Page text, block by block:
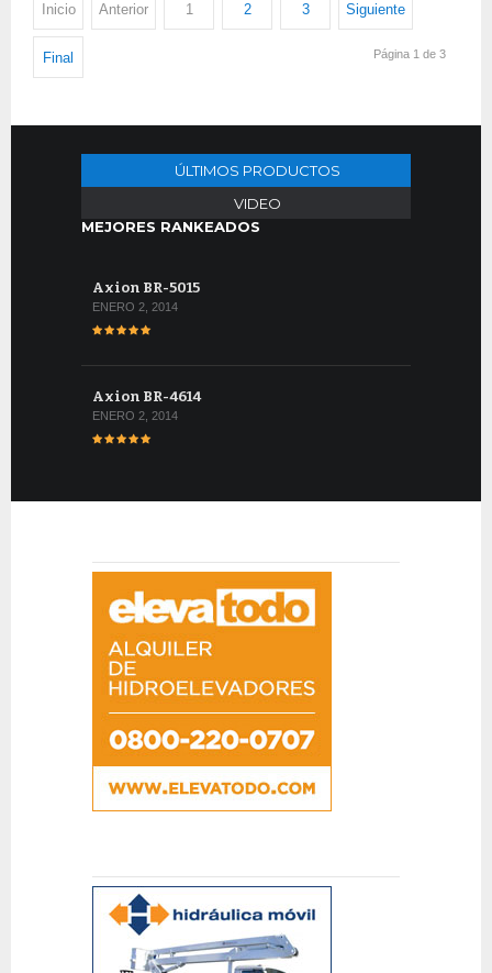
Inicio Anterior 1 2 3 Siguiente
Final Página 1 de 3
ÚLTIMOS PRODUCTOS
VIDEO
MEJORES RANKEADOS
Axion BR-5015
ENERO 2, 2014
Axion BR-4614
ENERO 2, 2014